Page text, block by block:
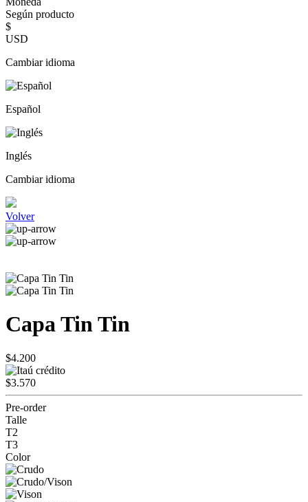
Según producto
$
USD
Cambiar idioma
Español
Inglés
Cambiar idioma
Volver
Capa Tin Tin
$4.200
$3.570
Pre-order
Talle
T2
T3
Color